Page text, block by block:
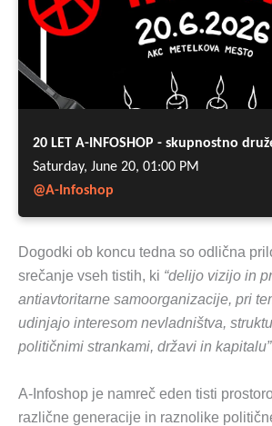
Dogodki ob koncu tedna so odlična
srečanje vseh tistih, ki “delijo vizijo in
antiavtoritarne samoorganizacije, pri
udinjajo interesom nevladništva,
političnimi strankami, državi in kapitalu”
A-Infoshop je namreč eden tisti
različne generacije in raznolike